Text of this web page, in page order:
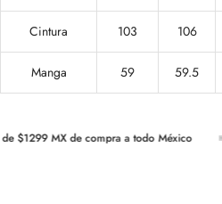
Cintura 103 106
Manga 59 59.5
MX de compra a todo México